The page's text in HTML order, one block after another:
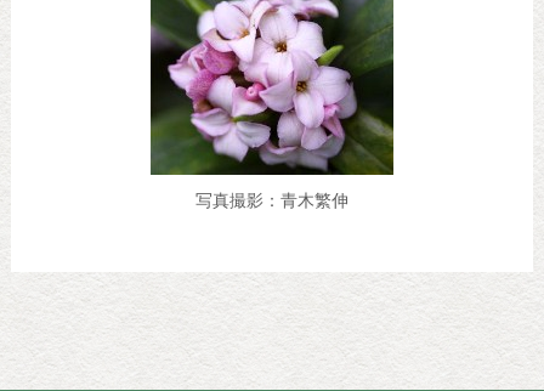
写真撮影：青木繁伸